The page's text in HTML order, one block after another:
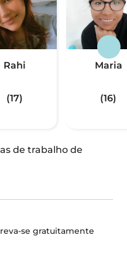
Rahi
(17)
Maria
(16)
de trabalho de
se gratuitamente